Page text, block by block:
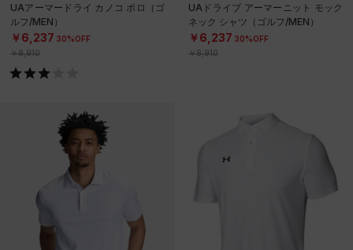
UAアーマードライ カノコ ポロ（ゴ
ルフ/MEN）
￥6,237 30%OFF
￥8,910
UAドライブ アーマーニット モック
ネック シャツ（ゴルフ/MEN）
￥6,237 30%OFF
￥8,910